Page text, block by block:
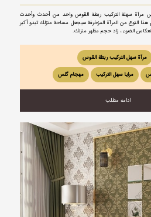
مرآة سهلة التركيب ربطة القوس واحد من أحدث وأحدث
هذا النوع من المرآة المزخرفة سيجعل مساحة منزلك تبدو أكبر
الضوء ، زاد حجم مظهر منزلك.
مرآة سهل التركيب ربطة القوس
مرایا سهل الترکیب مهجام گلس
ادامه مطلب